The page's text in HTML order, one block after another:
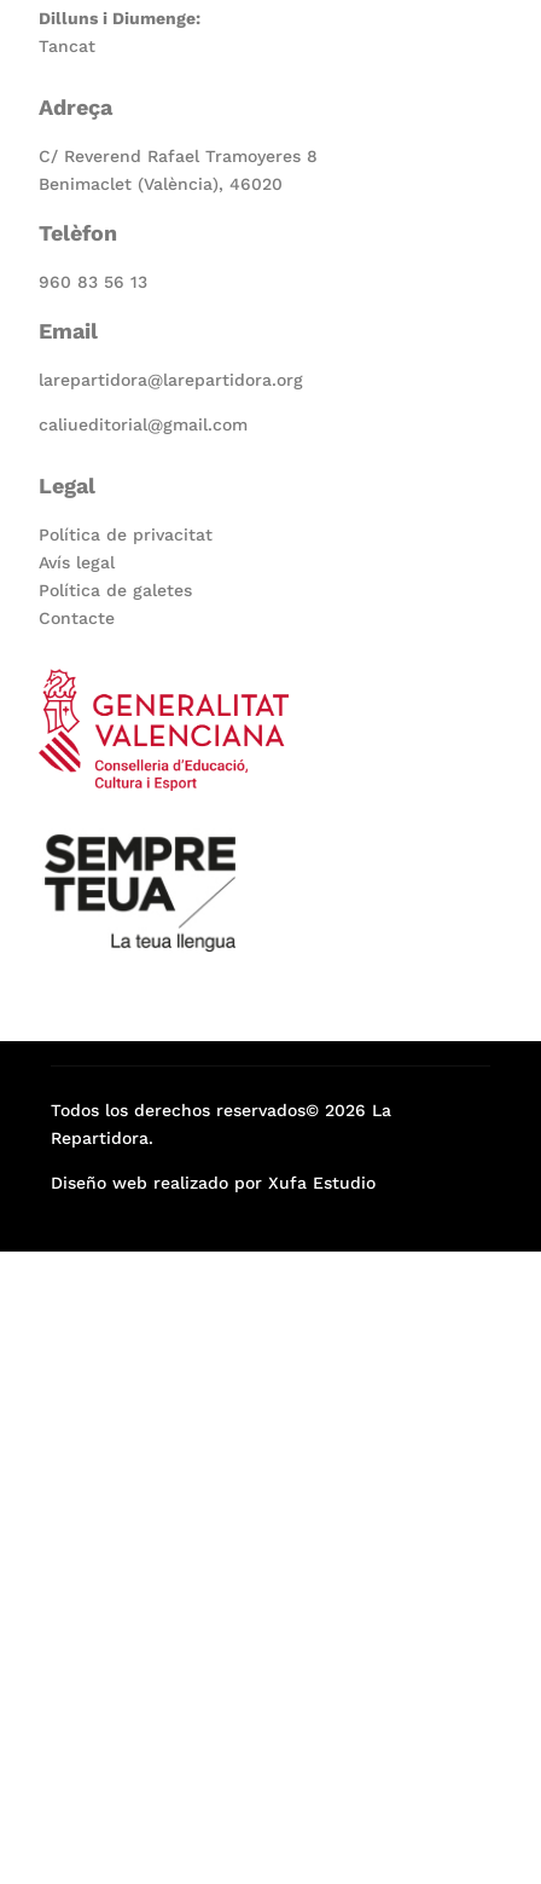
Dilluns i Diumenge:
Tancat
Adreça
C/ Reverend Rafael Tramoyeres 8
Benimaclet (València), 46020
Telèfon
960 83 56 13
Email
larepartidora@larepartidora.org
caliueditorial@gmail.com
Legal
Política de privacitat
Avís legal
Política de galetes
Contacte
Todos los derechos reservados© 2026 La
Repartidora.
Diseño web realizado por Xufa Estudio